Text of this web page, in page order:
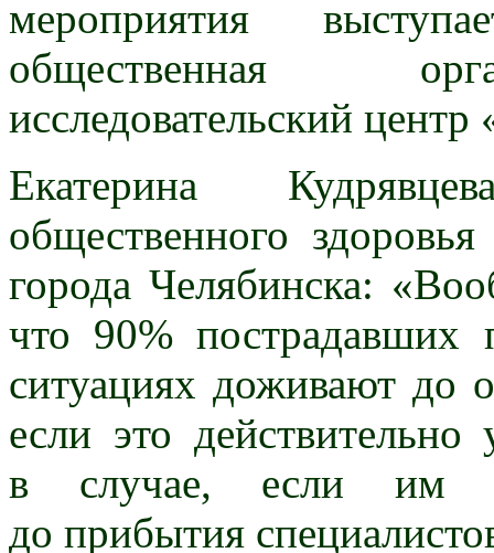
мероприятия
общественная
исследовательский
Екатерина
общественного
города Челябинска:
что 90% пострадавших
ситуациях доживают до
если это
в случае, если им
до прибытия